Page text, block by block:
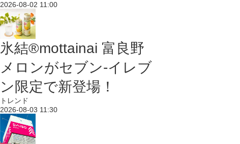
2026-08-02 11:00
氷結®mottainai 富良野
メロンがセブン‐イレブ
ン限定で新登場！
トレンド
2026-08-03 11:30